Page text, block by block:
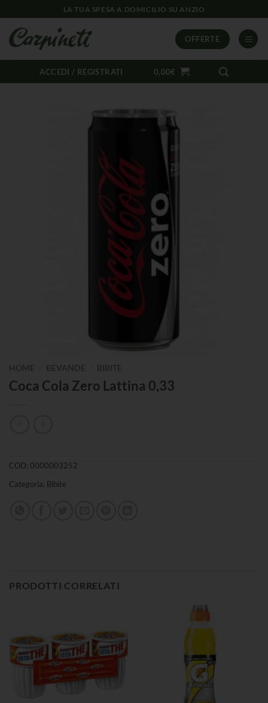
LA TUA SPESA A DOMICILIO SU ANZIO
OFFERTE
ACCEDI / REGISTRATI 0,00€
HOME BEVANDE BIBITE
Coca Cola Zero Lattina 0,33
COD: 0000003252
Categoria: Bibite
PRODOTTI CORRELATI